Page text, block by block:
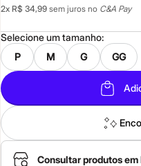
2x R$ 34,99 sem juros no C&A Pay
Selecione umtamanho:
P
M G GG
Consultar produtos